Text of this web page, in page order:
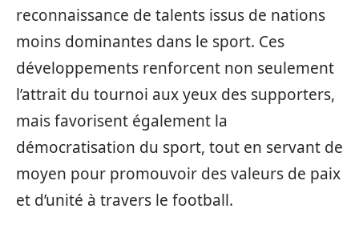
reconnaissance de talents issus de nations
moins dominantes dans le sport. Ces
développements renforcent non seulement
l’attrait du tournoi aux yeux des supporters,
mais favorisent également la
démocratisation du sport, tout en servant de
moyen pour promouvoir des valeurs de paix
et d’unité à travers le football.